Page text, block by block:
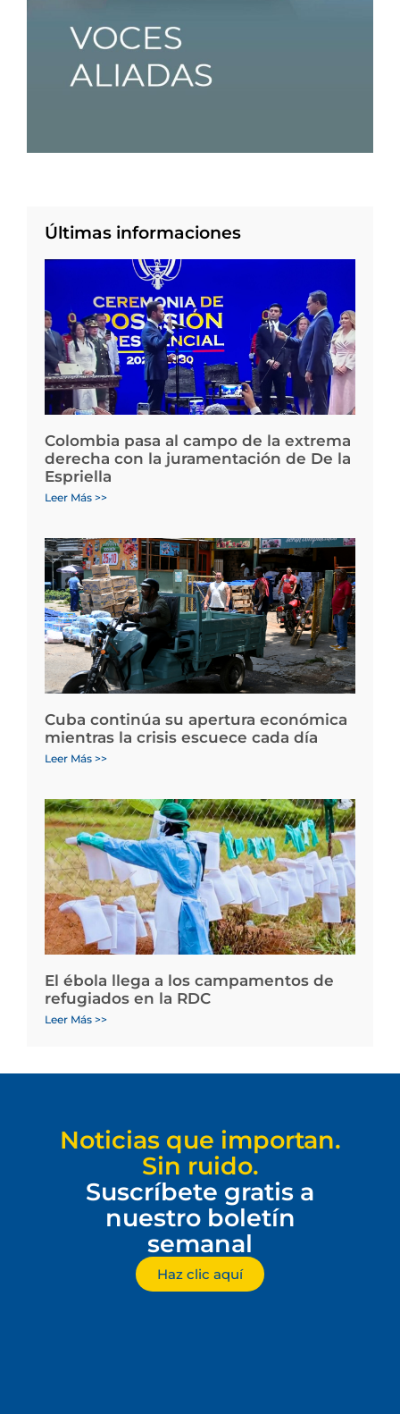
Últimas informaciones
Colombia pasa al campo de la extrema
derecha con la juramentación de De la
Espriella
Leer Más >>
Cuba continúa su apertura económica
mientras la crisis escuece cada día
Leer Más >>
El ébola llega a los campamentos de
refugiados en la RDC
Leer Más >>
Noticias que importan.
Sin ruido.
Suscríbete gratis a
nuestro boletín
semanal
Haz clic aquí